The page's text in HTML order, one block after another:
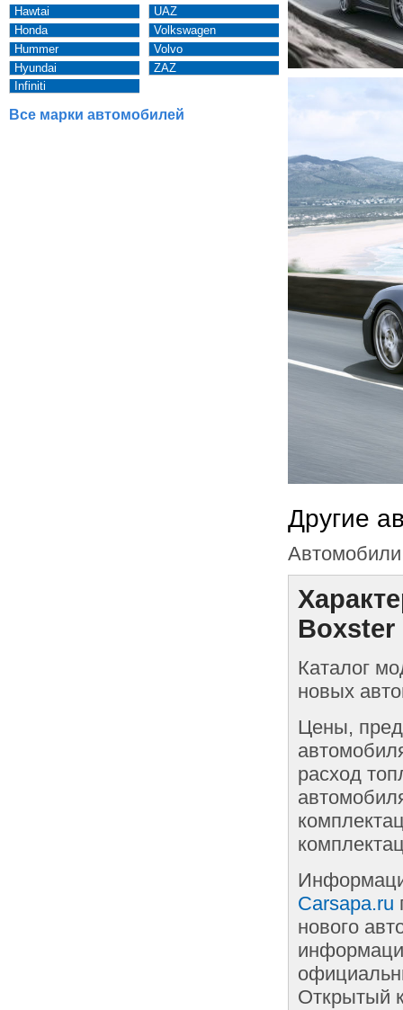
Hawtai
Honda
Hummer
Hyundai
Infiniti
UAZ
Volkswagen
Volvo
ZAZ
Все марки автомобилей
Другие
Автомобили
Boxster
Каталог
новых
Цены,
расход
Carsapa.ru
нового
Открытый